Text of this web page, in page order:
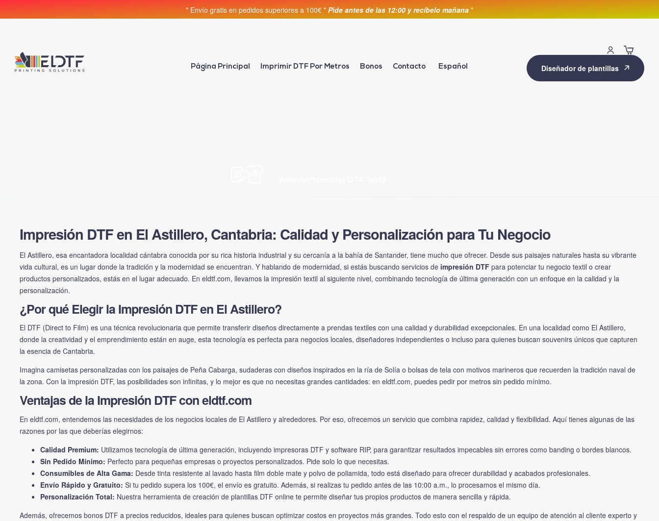
* Envío gratis en pedidos superiores a 100€ * Pide antes de las 12:00 y recíbelo mañana *
Página Principal Imprimir DTF Por Metros Bonos Contacto Español Diseñador de plantillas
Impresión DTF en El Astillero, Cantabria: Calidad y Personalización para Tu Negocio
El Astillero, esa encantadora localidad cántabra conocida por su rica historia industrial y su cercanía a la bahía de Santander, tiene mucho que ofrecer. Desde sus paisajes naturales hasta su vibrante
vida cultural, es un lugar donde la tradición y la modernidad se encuentran. Y hablando de modernidad, si estás buscando servicios de impresión DTF para potenciar tu negocio textil o crear
productos personalizados, estás en el lugar adecuado. En eldtf.com, llevamos la impresión textil al siguiente nivel, combinando tecnología de última generación con un enfoque en la calidad y la
personalización.
¿Por qué Elegir la Impresión DTF en El Astillero?
El DTF (Direct to Film) es una técnica revolucionaria que permite transferir diseños directamente a prendas textiles con una calidad y durabilidad excepcionales. En una localidad como El Astillero,
donde la creatividad y el emprendimiento están en auge, esta tecnología es perfecta para negocios locales, diseñadores independientes o incluso para quienes buscan souvenirs únicos que capturen
la esencia de Cantabria.
Imagina camisetas personalizadas con los paisajes de Peña Cabarga, sudaderas con diseños inspirados en la ría de Solía o bolsas de tela con motivos marineros que recuerden la tradición naval de
la zona. Con la impresión DTF, las posibilidades son infinitas, y lo mejor es que no necesitas grandes cantidades: en eldtf.com, puedes pedir por metros sin pedido mínimo.
Ventajas de la Impresión DTF con eldtf.com
En eldtf.com, entendemos las necesidades de los negocios locales de El Astillero y alrededores. Por eso, ofrecemos un servicio que combina rapidez, calidad y flexibilidad. Aquí tienes algunas de las
razones por las que deberías elegirnos:
Calidad Premium: Utilizamos tecnología de última generación, incluyendo impresoras DTF y software RIP, para garantizar resultados impecables sin errores como banding o bordes blancos.
Sin Pedido Mínimo: Perfecto para pequeñas empresas o proyectos personalizados. Pide solo lo que necesitas.
Consumibles de Alta Gama: Desde tinta resistente al lavado hasta film doble mate y polvo de poliamida, todo está diseñado para ofrecer durabilidad y acabados profesionales.
Envío Rápido y Gratuito: Si tu pedido supera los 100€, el envío es gratuito. Además, si realizas tu pedido antes de las 10:00 a.m., lo procesamos el mismo día.
Personalización Total: Nuestra herramienta de creación de plantillas DTF online te permite diseñar tus propios productos de manera sencilla y rápida.
Además, ofrecemos bonos DTF a precios reducidos, ideales para quienes buscan optimizar costos en proyectos más grandes. Todo esto con el respaldo de un equipo de atención al cliente experto y